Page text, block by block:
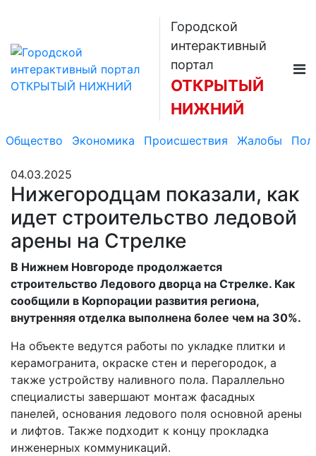
Городской
интерактивный
портал
ОТКРЫТЫЙ
НИЖНИЙ
Общество Экономика Происшествия Жалобы
04.03.2025
Нижегородцам показали, как
идет строительство ледовой
арены на Стрелке
В Нижнем Новгороде продолжается
строительство Ледового дворца на Стрелке. Как
сообщили в Корпорации развития региона,
внутренняя отделка выполнена более чем на 30%.
На объекте ведутся работы по укладке плитки и
керамогранита, окраске стен и перегородок, а
также устройству наливного пола. Параллельно
специалисты завершают монтаж фасадных
панелей, основания ледового поля основной арены
и лифтов. Также подходит к концу прокладка
инженерных коммуникаций.